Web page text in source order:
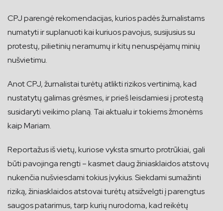
CPJ parengė rekomendacijas, kurios padės žurnalistams
numatyti ir suplanuoti kai kuriuos pavojus, susijusius su
protestų, pilietinių neramumų ir kitų nenuspėjamų minių
nušvietimu.
Anot CPJ, žurnalistai turėtų atlikti rizikos vertinimą, kad
nustatytų galimas grėsmes, ir prieš leisdamiesi į protestą
susidaryti veikimo planą. Tai aktualu ir tokiems žmonėms
kaip Mariam.
Reportažus iš vietų, kuriose vyksta smurto protrūkiai, gali
būti pavojinga rengti – kasmet daug žiniasklaidos atstovų
nukenčia nušviesdami tokius įvykius. Siekdami sumažinti
riziką, žiniasklaidos atstovai turėtų atsižvelgti į parengtus
saugos patarimus, tarp kurių nurodoma, kad reikėtų